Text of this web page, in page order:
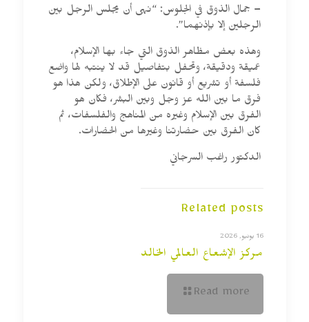
– جمال الذوق في الجلوس: “نهى أن يجلس الرجل بين
الرجلين إلا بإذنهما”.
وهذه بعض مظاهر الذوق التي جاء بها الإسلام،
عميقة ودقيقة، وتحفل بتفاصيل قد لا ينتبه لها واضع
فلسفة أو تشريع أو قانون على الإطلاق، ولكن هذا هو
فرق ما بين الله عز وجل وبين البشر، فكان هو
الفرق بين الإسلام وغيره من المناهج والفلسفات، ثم
كان الفرق بين حضارتنا وغيرها من الحضارات.
الدكتور راغب السرجاني
Related posts
16 يونيو, 2026
مركز الإشعاع العالمي الخالد
Read more